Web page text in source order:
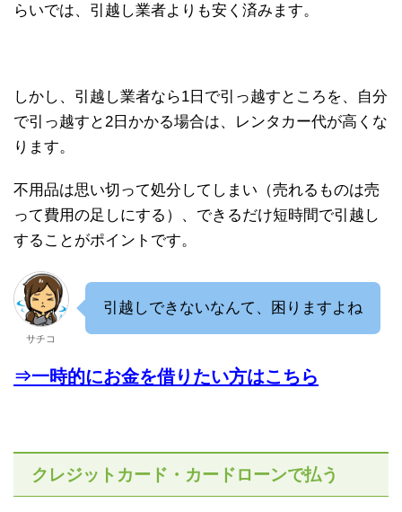
らいでは、引越し業者よりも安く済みます。
しかし、引越し業者なら1日で引っ越すところを、自分
で引っ越すと2日かかる場合は、レンタカー代が高くな
ります。
不用品は思い切って処分してしまい（売れるものは売
って費用の足しにする）、できるだけ短時間で引越し
することがポイントです。
サチコ
引越しできないなんて、困りますよね
⇒一時的にお金を借りたい方はこちら
クレジットカード・カードローンで払う